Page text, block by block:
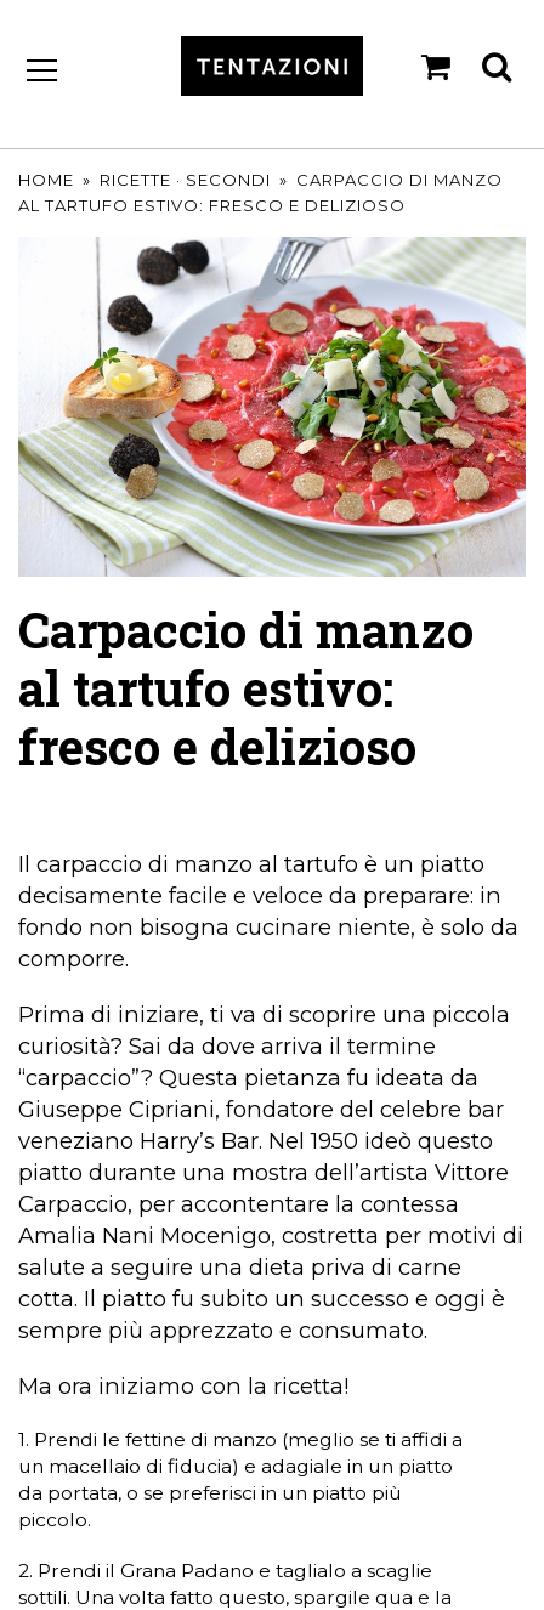
HOME » RICETTE · SECONDI » CARPACCIO DI MANZO
AL TARTUFO ESTIVO: FRESCO E DELIZIOSO
Carpaccio di manzo
al tartufo estivo:
fresco e delizioso
Il carpaccio di manzo al tartufo è un piatto
decisamente facile e veloce da preparare: in
fondo non bisogna cucinare niente, è solo da
comporre.
Prima di iniziare, ti va di scoprire una piccola
curiosità? Sai da dove arriva il termine
“carpaccio”? Questa pietanza fu ideata da
Giuseppe Cipriani, fondatore del celebre bar
veneziano Harry’s Bar. Nel 1950 ideò questo
piatto durante una mostra dell’artista Vittore
Carpaccio, per accontentare la contessa
Amalia Nani Mocenigo, costretta per motivi di
salute a seguire una dieta priva di carne
cotta. Il piatto fu subito un successo e oggi è
sempre più apprezzato e consumato.
Ma ora iniziamo con la ricetta!
1. Prendi le fettine di manzo (meglio se ti affidi a
un macellaio di fiducia) e adagiale in un piatto
da portata, o se preferisci in un piatto più
piccolo.
2. Prendi il Grana Padano e taglialo a scaglie
sottili. Una volta fatto questo, spargile qua e la